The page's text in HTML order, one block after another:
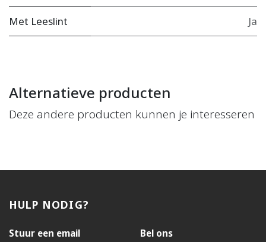
Met Leeslint Ja
Alternatieve producten
Deze andere producten kunnen je interesseren
HULP NODIG?
Stuur een email Bel ons